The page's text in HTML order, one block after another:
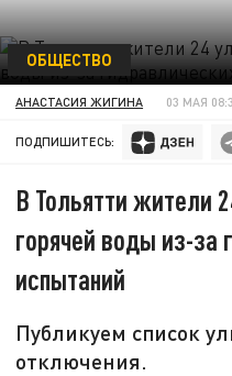
ОБЩЕСТВО
АНАСТАСИЯ ЖИГИНА 03 МАЯ
ПОДПИШИТЕСЬ:
В Тольятти жители
горячей воды из-за
испытаний
Публикуем список
отключения.